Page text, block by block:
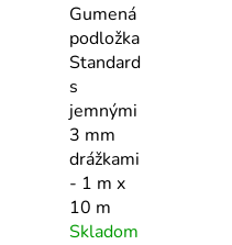
Gumená
podložka
Standard
s
jemnými
3 mm
drážkami
- 1 m x
10 m
Skladom